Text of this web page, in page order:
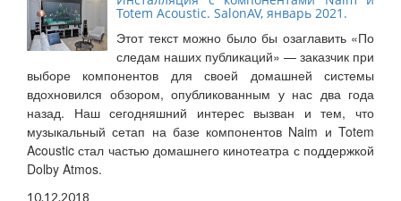
Totem Acoustic. SalonAV, январь 2021.
Этот текст можно было бы озаглавить «По
следам наших публикаций» — заказчик при
выборе компонентов для своей домашней системы
вдохновился обзором, опубликованным у нас два года
назад. Наш сегодняшний интерес вызван и тем, что
музыкальный сетап на базе компонентов Naim и Totem
Acoustic стал частью домашнего кинотеатра с поддержкой
Dolby Atmos.
10.12.2018